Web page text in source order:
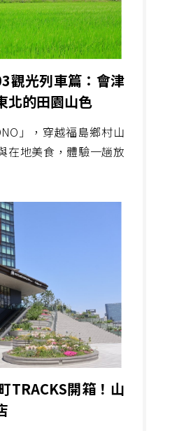
觀光列車篇：會津
北的田園山色
」，穿越福島鄉村山
在地美食，體驗一趟放
TRACKS開箱！山